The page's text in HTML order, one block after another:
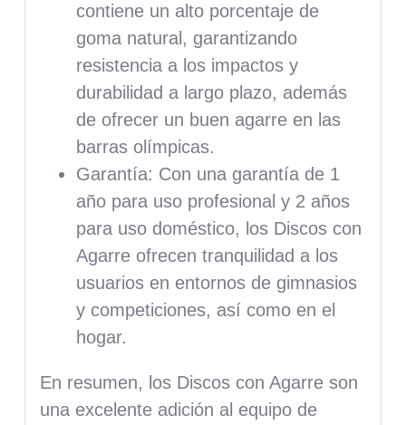
contiene un alto porcentaje de
goma natural, garantizando
resistencia a los impactos y
durabilidad a largo plazo, además
de ofrecer un buen agarre en las
barras olímpicas.
Garantía: Con una garantía de 1
año para uso profesional y 2 años
para uso doméstico, los Discos con
Agarre ofrecen tranquilidad a los
usuarios en entornos de gimnasios
y competiciones, así como en el
hogar.
En resumen, los Discos con Agarre son
una excelente adición al equipo de